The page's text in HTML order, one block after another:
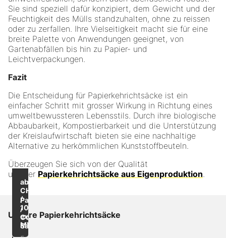
Sie sind speziell dafür konzipiert, dem Gewicht und der
Feuchtigkeit des Mülls standzuhalten, ohne zu reissen
oder zu zerfallen. Ihre Vielseitigkeit macht sie für eine
breite Palette von Anwendungen geeignet, von
Gartenabfällen bis hin zu Papier- und
Leichtverpackungen.
Fazit
Die Entscheidung für Papierkehrichtsäcke ist ein
einfacher Schritt mit grosser Wirkung in Richtung eines
umweltbewussteren Lebensstils. Durch ihre biologische
Abbaubarkeit, Kompostierbarkeit und die Unterstützung
der Kreislaufwirtschaft bieten sie eine nachhaltige
Alternative zu herkömmlichen Kunststoffbeuteln.
Überzeugen Sie sich von der Qualität
unserer Papierkehrichtsäcke aus Eigenproduktion
Unsere Papierkehrichtsäcke
Bis zu
-34
%
Papierkehrichtsäcke
/
Compo-
Sac
ab
CHF 810.00
/
1000
exkl.
MWST